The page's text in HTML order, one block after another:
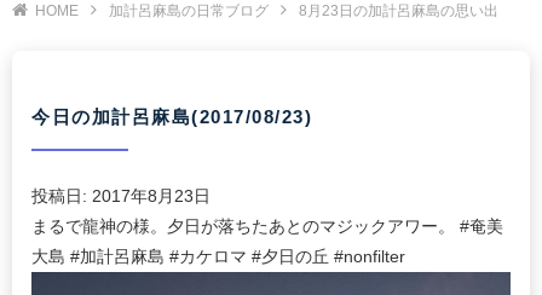
HOME 加計呂麻島の日常ブログ 8月23日の加計呂麻島の思い出
今日の加計呂麻島(2017/08/23)
投稿日: 2017年8月23日
まるで龍神の様。夕日が落ちたあとのマジックアワー。 #奄美
大島 #加計呂麻島 #カケロマ #夕日の丘 #nonfilter